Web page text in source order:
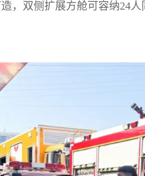
，双侧扩展方舱可容纳24